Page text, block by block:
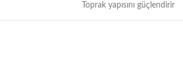
Toprak yapısını güçlendirir